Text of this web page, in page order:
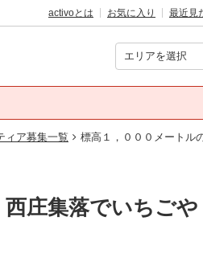
activoとは お気に入り 最近見
ィア募集一覧 標高１，０００メートル
庄集落でいちご